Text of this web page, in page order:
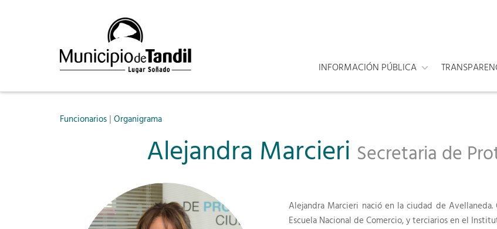
INFORMACIÓN PÚBLICA
Funcionarios | Organigrama
Alejandra Marcieri Secretaria de
Alejandra Marcieri nació en la ciudad de
Escuela Nacional de Comercio, y terciarios en el